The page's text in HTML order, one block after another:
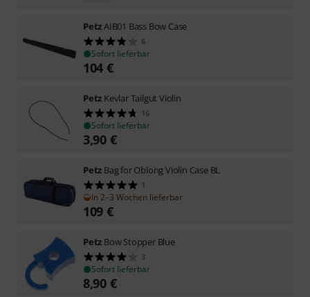
PetzAIB01 Bass Bow Case
6
Sofort lieferbar
104 €
Petz Kevlar Tailgut Violin
16
Sofort lieferbar
3,90 €
Petz Bag for Oblong Violin Case BL
1
In 2–3 Wochen lieferbar
109 €
Petz Bow Stopper Blue
3
Sofort lieferbar
8,90 €